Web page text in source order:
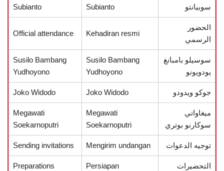
سوبيانتو
Subianto
Subianto
الحضور
الرسمي
Kehadiran resmi
Official attendance
سوسيلو بامبانغ
يودويونو
Susilo Bambang
Yudhoyono
Susilo Bambang
Yudhoyono
جوكو ويدودو Joko Widodo
Joko Widodo
ميغاواتي
سوكارنو بوتري
Megawati
Soekarnoputri
Megawati
Soekarnoputri
توجيه الدعوات Mengirim undangan
Sending invitations
التحضيرات Persiapan
Preparations